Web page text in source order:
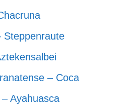
Steppenraute
– Coca
Ayahuasca